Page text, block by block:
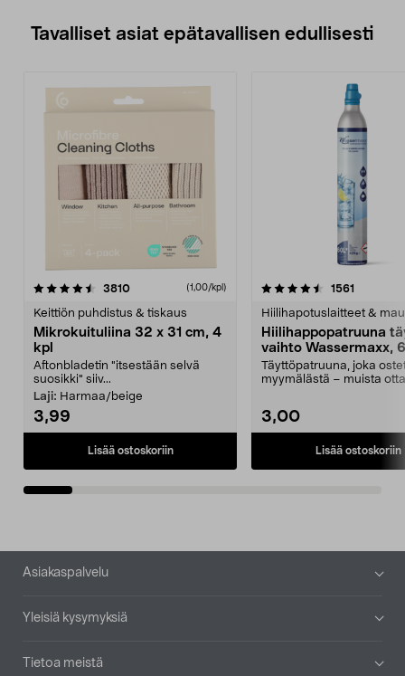
Tavalliset asiat epätavallisen edullisesti
3810arvostelut (1,00/kpl)
Keittiön puhdistus & tiskaus
Mikrokuituliina 32 x 31 cm, 4
kpl
Aftonbladetin "itsestään selvä
suosikki" siiv...
Laji: Harmaa/beige
3,99
Lisää ostoskoriin
4.5viidestä
1561
Hiilihapotuslaitteet &
Hiilihappopatruuna
vaihto Wassermaxx,
Täyttöpatruuna, joka
myymälästä – muista
3,00
Lisää ostoskoriin
4.5viidestä
Alatunniste
Asiakaspalvelu
Yleisiä kysymyksiä
Tietoa meistä